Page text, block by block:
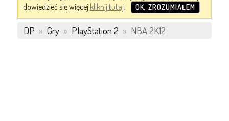
dowiedzieć się więcej kliknij tutaj. OK, ZROZUMIAŁEM
DP » Gry » PlayStation 2 » NBA 2K12